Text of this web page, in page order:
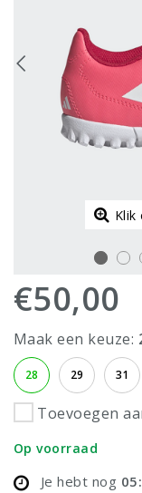
€50,00
Maak een keuze:
28 29 31
Toevoegen
Op voorraad
Je hebt nog